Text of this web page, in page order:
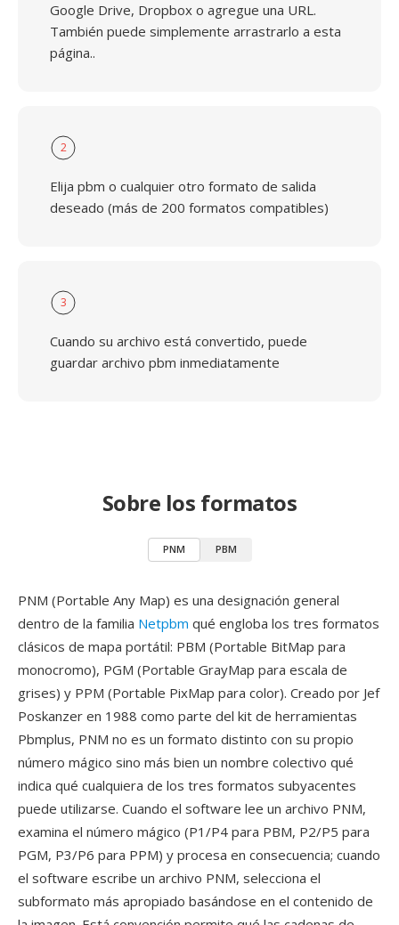
Google Drive, Dropbox o agregue una URL.
También puede simplemente arrastrarlo a esta
página..
2
Elija pbm o cualquier otro formato de salida
deseado (más de 200 formatos compatibles)
3
Cuando su archivo está convertido, puede
guardar archivo pbm inmediatamente
Sobre los formatos
PNM PBM
PNM (Portable Any Map) es una designación general
dentro de la familia Netpbm qué engloba los tres formatos
clásicos de mapa portátil: PBM (Portable BitMap para
monocromo), PGM (Portable GrayMap para escala de
grises) y PPM (Portable PixMap para color). Creado por Jef
Poskanzer en 1988 como parte del kit de herramientas
Pbmplus, PNM no es un formato distinto con su propio
número mágico sino más bien un nombre colectivo qué
indica qué cualquiera de los tres formatos subyacentes
puede utilizarse. Cuando el software lee un archivo PNM,
examina el número mágico (P1/P4 para PBM, P2/P5 para
PGM, P3/P6 para PPM) y procesa en consecuencia; cuando
el software escribe un archivo PNM, selecciona el
subformato más apropiado basándose en el contenido de